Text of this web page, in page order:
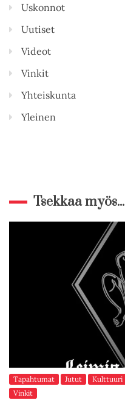
Uskonnot
Uutiset
Videot
Vinkit
Yhteiskunta
Yleinen
Tsekkaa myös...
Tapahtumat Jutut Kulttuuri
Vinkit